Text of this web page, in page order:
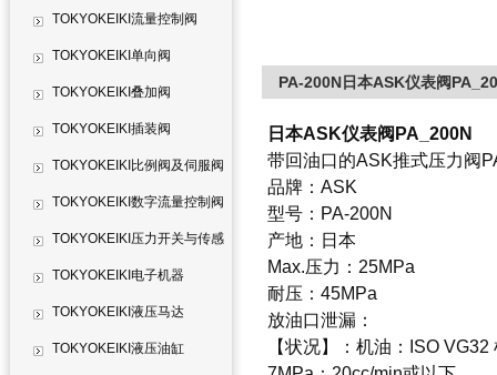
TOKYOKEIKI流量控制阀
TOKYOKEIKI单向阀
TOKYOKEIKI叠加阀
TOKYOKEIKI插装阀
TOKYOKEIKI比例阀及伺服阀
TOKYOKEIKI数字流量控制阀
TOKYOKEIKI压力开关与传感
器 TOKYOKEIKI电子机器
TOKYOKEIKI液压马达
TOKYOKEIKI液压油缸
PA-200N日本ASK仪表阀
日本ASK仪表阀PA_200N
带回油口的ASK推式压力阀
品牌：ASK
型号：PA-200N
产地：日本
Max.压力：25MPa
耐压：45MPa
放油口泄漏：
【状况】：机油：ISO